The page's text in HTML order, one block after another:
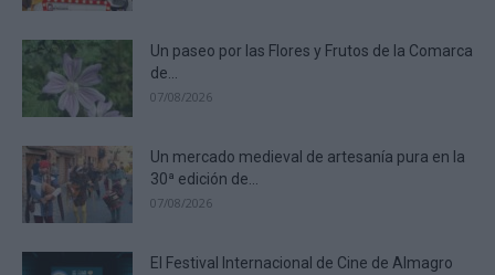
Un paseo por las Flores y Frutos de la Comarca
de...
07/08/2026
Un mercado medieval de artesanía pura en la
30ª edición de...
07/08/2026
El Festival Internacional de Cine de Almagro